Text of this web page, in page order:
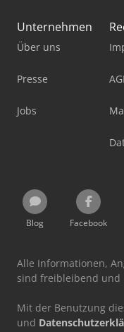
Unternehmen
Über uns
Presse
Jobs
Blog Facebook
Alle Informationen,
sind freibleibend und
Mit der Benutzung
und